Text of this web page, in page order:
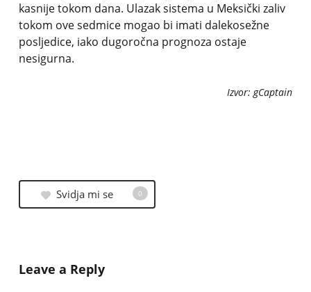
kasnije tokom dana. Ulazak sistema u Meksički zaliv
tokom ove sedmice mogao bi imati dalekosežne
posljedice, iako dugoročna prognoza ostaje
nesigurna.
Izvor: gCaptain
Svidja mi se 0
Leave a Reply